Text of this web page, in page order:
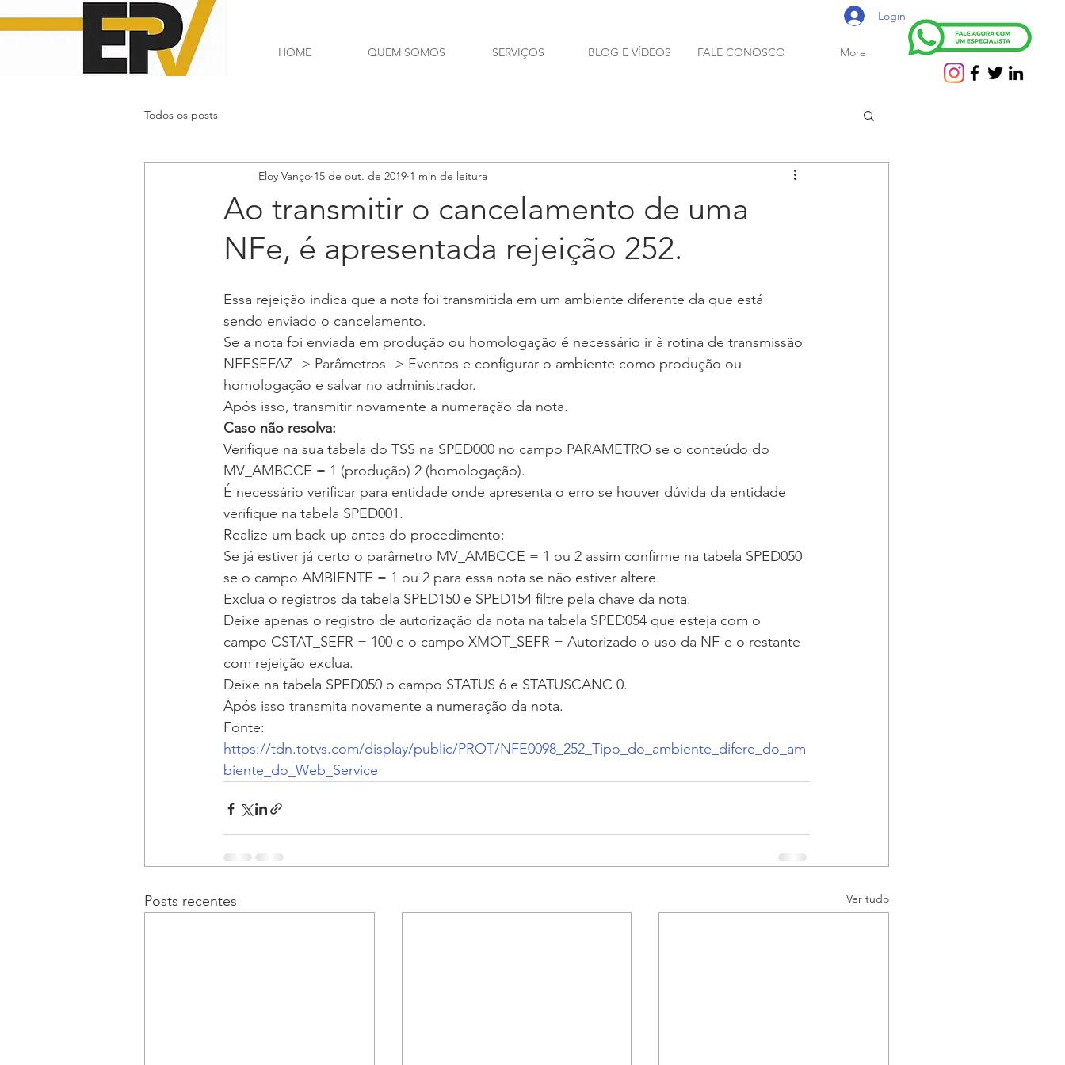
Login
HOME QUEM SOMOS SERVIÇOS BLOG E VÍDEOS FALE CONOSCO More
Todos os posts
Ao transmitir o cancelamento de uma
NFe, é apresentada rejeição 252.
Eloy Vanço 15 de out. de 2019 1 min de leitura
Essa rejeição indica que a nota foi transmitida em um ambiente diferente da que está
sendo enviado o cancelamento.
Se a nota foi enviada em produção ou homologação é necessário ir à rotina de transmissão
NFESEFAZ -> Parâmetros -> Eventos e configurar o ambiente como produção ou
homologação e salvar no administrador.
Após isso, transmitir novamente a numeração da nota.
Caso não resolva:
Verifique na sua tabela do TSS na SPED000 no campo PARAMETRO se o conteúdo do
MV_AMBCCE = 1 (produção) 2 (homologação).
É necessário verificar para entidade onde apresenta o erro se houver dúvida da entidade
verifique na tabela SPED001.
Realize um back-up antes do procedimento:
Se já estiver já certo o parâmetro MV_AMBCCE = 1 ou 2 assim confirme na tabela SPED050
se o campo AMBIENTE = 1 ou 2 para essa nota se não estiver altere.
Exclua o registros da tabela SPED150 e SPED154 filtre pela chave da nota.
Deixe apenas o registro de autorização da nota na tabela SPED054 que esteja com o
campo CSTAT_SEFR = 100 e o campo XMOT_SEFR = Autorizado o uso da NF-e o restante
com rejeição exclua.
Deixe na tabela SPED050 o campo STATUS 6 e STATUSCANC 0.
Após isso transmita novamente a numeração da nota.
Fonte:
https://tdn.totvs.com/display/public/PROT/NFE0098_252_Tipo_do_ambiente_difere_do_am
biente_do_Web_Service
Posts recentes Ver tudo